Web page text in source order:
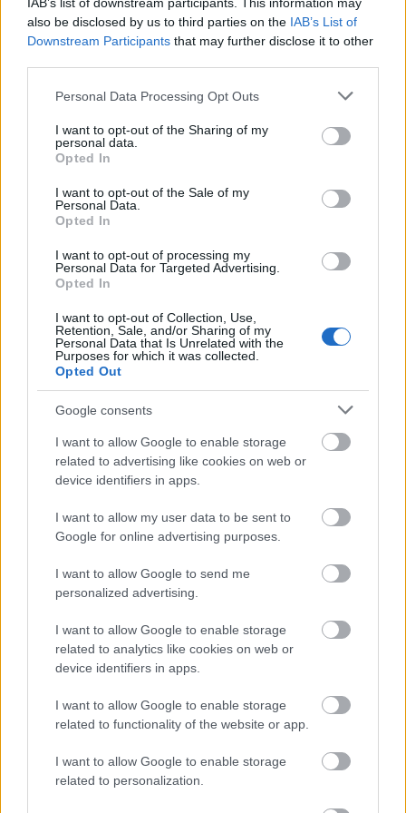
also be disclosed by us to third parties on the IAB’s List of
Downstream Participants that may further disclose it to other
Please note that this website/app uses one or more Google
not limited to your visit or usage behaviour. You may click to
grant or deny consent to Google and its third-party tags to
use your data for below specified purposes in below Google
consent section.
Personal Data Processing Opt Outs
I want to opt-out of the Sharing of my
personal data.
Opted In
I want to opt-out of the Sale of my
Personal Data.
Opted In
I want to opt-out of processing my
Personal Data for Targeted Advertising.
Opted In
I want to opt-out of Collection, Use,
Retention, Sale, and/or Sharing of my
Personal Data that Is Unrelated with the
Purposes for which it was collected.
Opted Out
Google consents
I want to allow Google to enable storage
related to advertising like cookies on web or
device identifiers in apps.
I want to allow my user data to be sent to
Google for online advertising purposes.
I want to allow Google to send me
personalized advertising.
I want to allow Google to enable storage
related to analytics like cookies on web or
device identifiers in apps.
I want to allow Google to enable storage
related to functionality of the website or app.
I want to allow Google to enable storage
related to personalization.
Költsége van neki és a megszüntetésével további
tanárokat rúghatnak ki. Az oktatás a jövőbe befektetést
jelent. Ha nem fektetünk be a jövőbe akkor nem is lesz
olyan amilyennek szeretnénk.
Appleblog Nem szereti az első generációs Airt a Lion
2011.07.28 14:32:00
Konkrétan barkácsolni kell, hogy egyáltalán szarul elfusson a
lenne, a hardver elbírja, és mégis. Törzsolvasónk, Fransisco
Miranda leírta nekünk tapasztalatait, és egy megoldási
javaslatot. Figyelem: mindenki a saját…..
azAttis 2011.07.28 15:02:40
macbook elkaszálása.
Az egy dolog, hogy túlmelegszik és vacak a teljesítménye
megőrültek a csajok (értsd azt vették). Ezt a szürke air nem
tudja :/
Varánusz Orbán tus: a nyugat halott
"És ég az oltár. Ím, körébe gyűltünk, Szétszórt bolyongók a
vész idején.Már is tüzénél szent lángra hevültünk, Fénye világol
sorsunk ösvenyén.Oh, rakjuk e tüzet, hogy estve nála Enyhet
találjon áldó magzatunk!Ez lesz a méltó, a valódi hála Mit a